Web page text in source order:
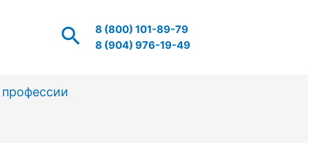
Поиск8 (800) 101-89-79
8 (904) 976-19-49